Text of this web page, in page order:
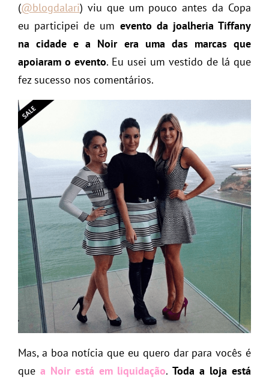
(@blogdalari) viu que um pouco antes da Copa
eu participei de um evento da joalheria Tiffany
na cidade e a Noir era uma das marcas que
apoiaram o evento. Eu usei um vestido de lá que
fez sucesso nos comentários.
Mas, a boa notícia que eu quero dar para vocês é
que a Noir está em liquidação.Toda a loja está